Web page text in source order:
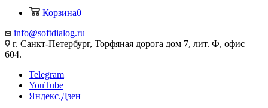
Корзина0
info@softdialog.ru
г. Санкт-Петербург, Торфяная дорога дом 7, лит. Ф, офис
604.
Telegram
YouTube
Яндекс.Дзен